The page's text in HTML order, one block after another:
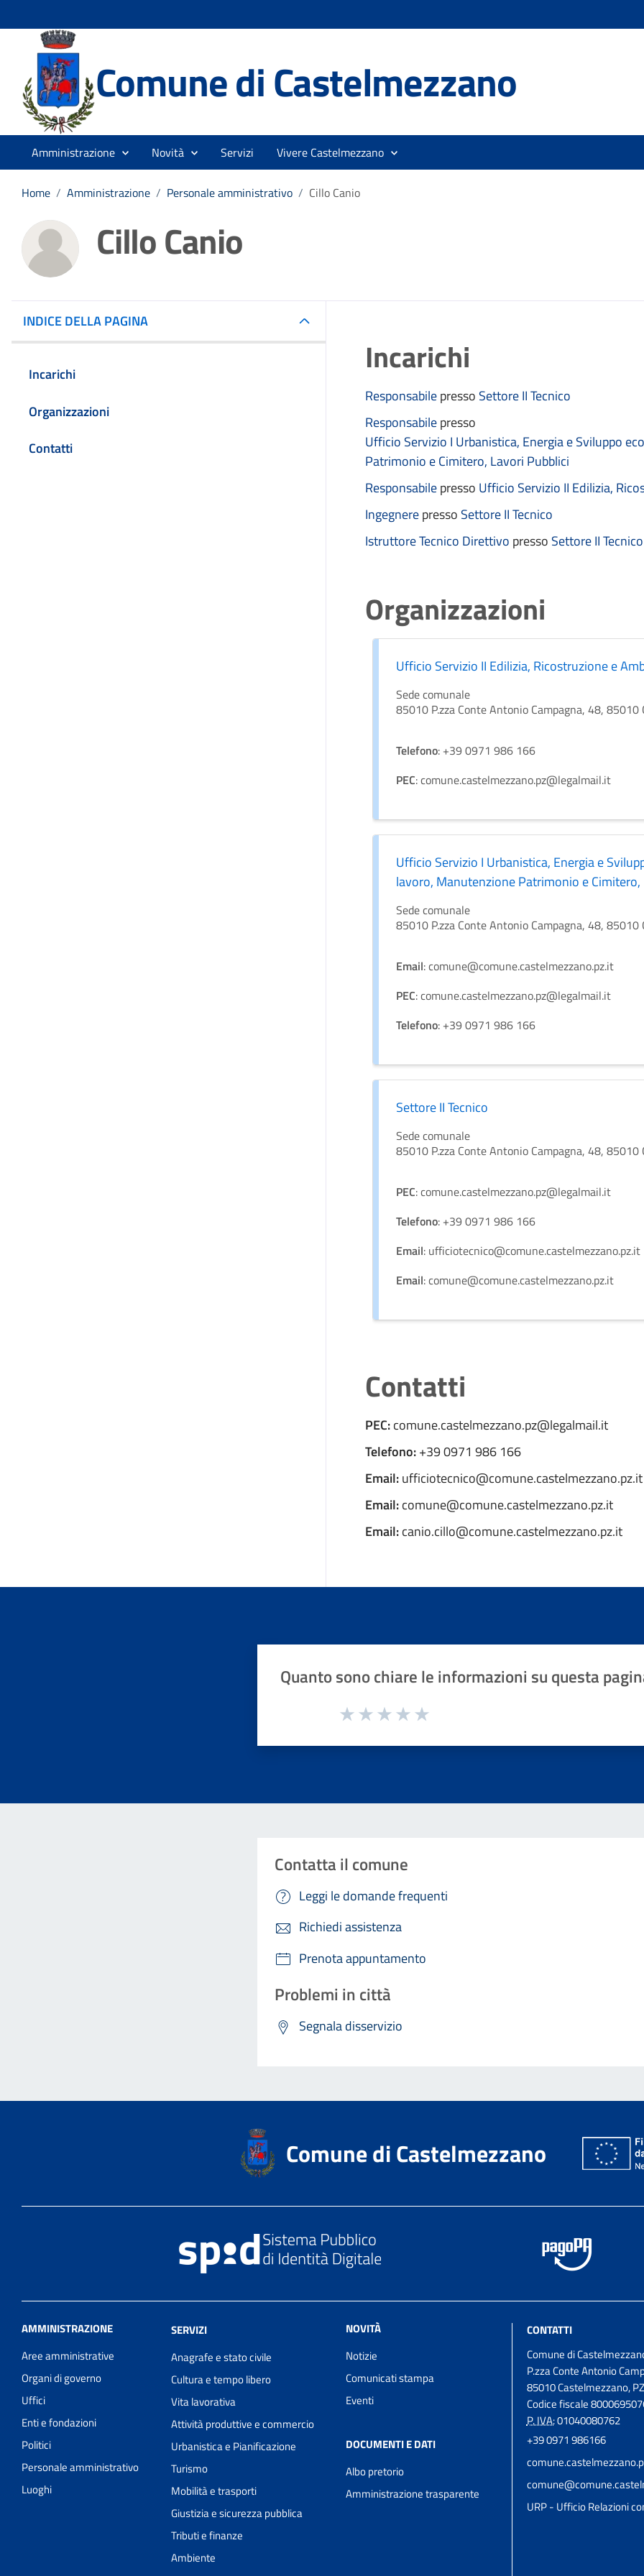
Comune di Castelmezzano
Amministrazione Novità Servizi Vivere Castelmezzano
Home / Amministrazione / Personale amministrativo / Cillo Canio
Cillo Canio
INDICE DELLA PAGINA
Incarichi
Organizzazioni
Contatti
Incarichi
Responsabilepresso Settore II Tecnico
Responsabilepresso
Ufficio Servizio I Urbanistica, Energia e Sviluppo
Patrimonio e Cimitero, Lavori Pubblici
Responsabilepresso Ufficio Servizio II Edilizia,
Ingegnerepresso Settore II Tecnico
Istruttore Tecnico Direttivo presso Settore II Tecnico
Organizzazioni
Ufficio Servizio II Edilizia, Ricostruzione e
Sede comunale
85010 P.zza Conte Antonio Campagna, 48,
Telefono: +39 0971 986 166
PEC: comune.castelmezzano.pz@legalmail.it
Ufficio Servizio I Urbanistica, Energia e
lavoro, Manutenzione Patrimonio e
Sede comunale
85010 P.zza Conte Antonio Campagna, 48,
Email: comune@comune.castelmezzano.pz.it
PEC: comune.castelmezzano.pz@legalmail.it
Telefono: +39 0971 986 166
Settore II Tecnico
Sede comunale
85010 P.zza Conte Antonio Campagna, 48,
PEC: comune.castelmezzano.pz@legalmail.it
Telefono: +39 0971 986 166
Email: ufficiotecnico@comune.castelmezzano.pz.it
Email: comune@comune.castelmezzano.pz.it
Contatti
PEC:comune.castelmezzano.pz@legalmail.it
Telefono:+39 0971 986 166
Email:ufficiotecnico@comune.castelmezzano.pz.it
Email:comune@comune.castelmezzano.pz.it
Email:canio.cillo@comune.castelmezzano.pz.it
Quanto sono chiare le informazioni su questa
Valuta da 1 a 5 stelle la pagina
Contatta il comune
Leggi le domande frequenti
Richiedi assistenza
Prenota appuntamento
Problemi in città
Segnala disservizio
Comune di Castelmezzano
AMMINISTRAZIONE
Aree amministrative
Organi di governo
Uffici
Enti e fondazioni
Politici
Personale amministrativo
Luoghi
SERVIZI
Anagrafe e stato civile
Cultura e tempo libero
Vita lavorativa
Attività produttive e commercio
Urbanistica e Pianificazione
Turismo
Mobilità e trasporti
Giustizia e sicurezza pubblica
Tributi e finanze
Ambiente
NOVITÀ
Notizie
Comunicati stampa
Eventi
DOCUMENTI E DATI
Albo pretorio
Amministrazione trasparente
CONTATTI
Comune di
P.zza Conte Antonio
85010 Castelmezzano,
Codice fiscale
P. IVA:01040080762
+39 0971 986166
URP - Ufficio Relazioni